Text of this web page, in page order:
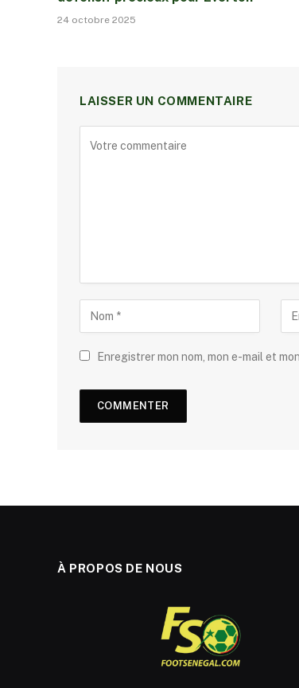
24 octobre 2025
LAISSER UN COMMENTAIRE
Enregistrer mon nom, mon e-mail et
À PROPOS DE NOUS